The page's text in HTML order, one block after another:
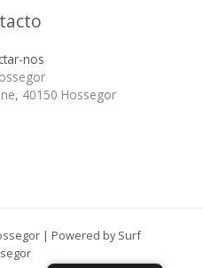
nos
40150 Hossegor
| Powered by Surf